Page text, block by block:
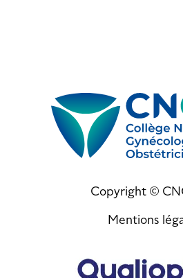
Copyright ©
Mentions